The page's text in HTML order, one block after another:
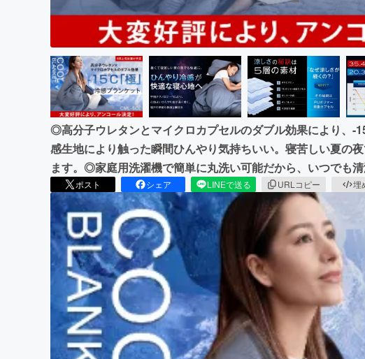
◎高分子ウレタンとマイクロカプセルのダブル効果により、
感生地により触った瞬間ひんやり気持ちいい。寝苦しい夏の
ます。◎家庭用洗濯機で簡単に丸洗い可能だから、いつでも清
ポスト シェア LINEで送る URLコピー 埋